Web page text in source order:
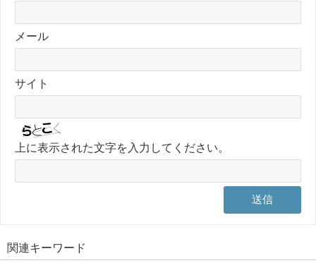
メール
サイト
上に表示された文字を入力してください。
関連キーワード